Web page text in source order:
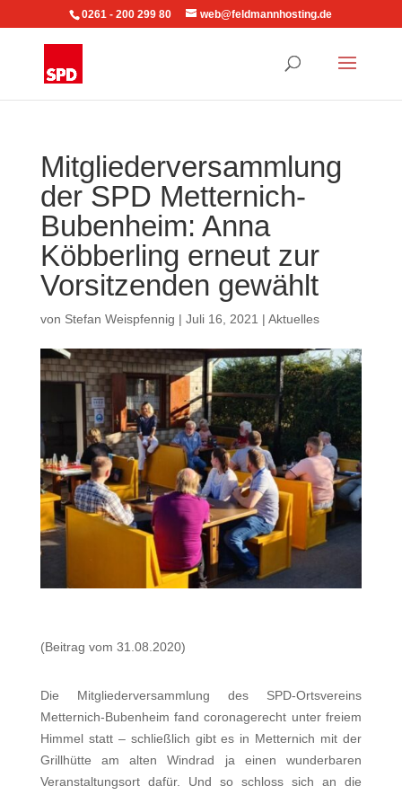
0261 - 200 299 80 web@feldmannhosting.de
Mitgliederversammlung
der SPD Metternich-
Bubenheim: Anna
Köbberling erneut zur
Vorsitzenden gewählt
von Stefan Weispfennig | Juli 16, 2021 | Aktuelles
(Beitrag vom 31.08.2020)
Die Mitgliederversammlung des SPD-Ortsvereins
Metternich-Bubenheim fand coronagerecht unter freiem
Himmel statt – schließlich gibt es in Metternich mit der
Grillhütte am alten Windrad ja einen wunderbaren
Veranstaltungsort dafür. Und so schloss sich an die